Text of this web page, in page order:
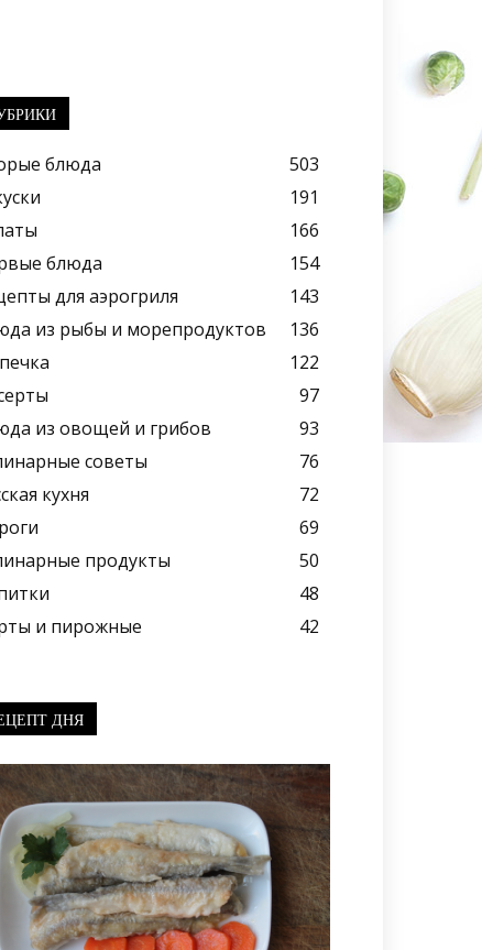
блюда
503
191
166
блюда
154
для аэрогриля
143
из рыбы и морепродуктов
136
122
97
из овощей и грибов
93
советы
76
кухня
72
69
продукты
50
48
и пирожные
42
ДНЯ